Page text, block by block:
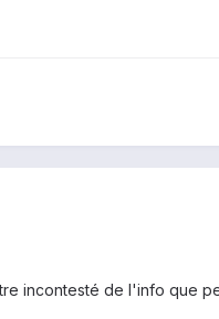
incontesté de l'info que